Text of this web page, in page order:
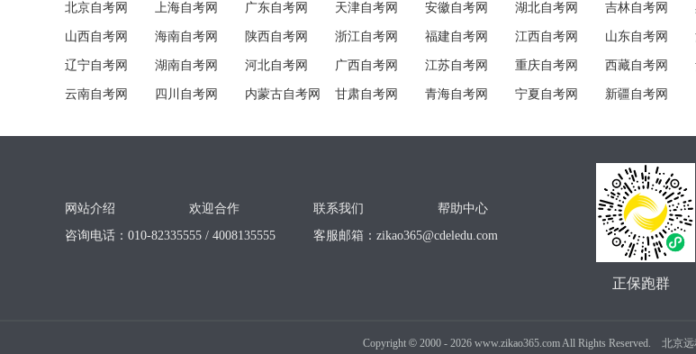
北京自考网 上海自考网 广东自考网 天津自考网 安徽自考网 湖北自考网 吉林自考网
山西自考网 海南自考网 陕西自考网 浙江自考网 福建自考网 江西自考网 山东自考网
辽宁自考网 湖南自考网 河北自考网 广西自考网 江苏自考网 重庆自考网 西藏自考网
云南自考网 四川自考网 内蒙古自考网 甘肃自考网 青海自考网 宁夏自考网 新疆自考网
网站介绍 欢迎合作 联系我们
帮助中心
咨询电话：010-82335555 / 4008135555
客服邮箱： zikao365@cdeledu.com
正保跑群
Copyright ©2000 - 2026www.zikao365.com All Rights Reserved. 北京